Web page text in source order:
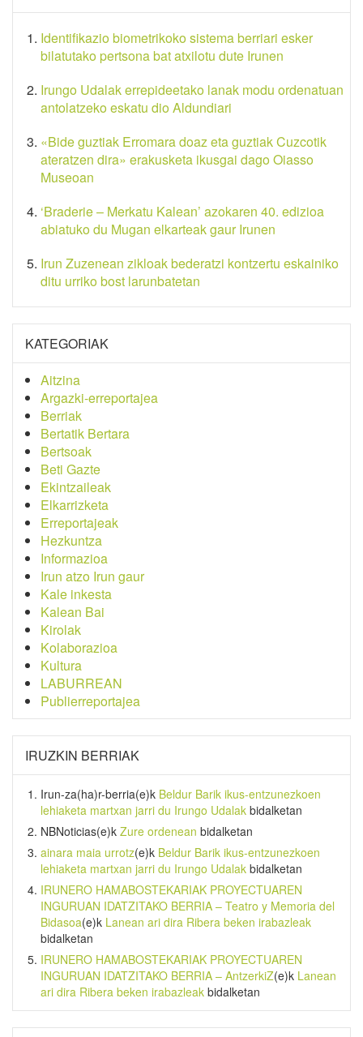
Identifikazio biometrikoko sistema berriari esker
bilatutako pertsona bat atxilotu dute Irunen
Irungo Udalak errepideetako lanak modu ordenatuan
antolatzeko eskatu dio Aldundiari
«Bide guztiak Erromara doaz eta guztiak Cuzcotik
ateratzen dira» erakusketa ikusgai dago Oiasso
Museoan
‘Braderie – Merkatu Kalean’ azokaren 40. edizioa
abiatuko du Mugan elkarteak gaur Irunen
Irun Zuzenean zikloak bederatzi kontzertu eskainiko
ditu urriko bost larunbatetan
KATEGORIAK
Aitzina
Argazki-erreportajea
Berriak
Bertatik Bertara
Bertsoak
Beti Gazte
Ekintzaileak
Elkarrizketa
Erreportajeak
Hezkuntza
Informazioa
Irun atzo Irun gaur
Kale inkesta
Kalean Bai
Kirolak
Kolaborazioa
Kultura
LABURREAN
Publierreportajea
IRUZKIN BERRIAK
Irun-za(ha)r-berria(e)k Beldur Barik ikus-entzunezkoen
lehiaketa martxan jarri du Irungo Udalak bidalketan
NBNoticias(e)k Zure ordenean bidalketan
ainara maia urrotz(e)k Beldur Barik ikus-entzunezkoen
lehiaketa martxan jarri du Irungo Udalak bidalketan
IRUNERO HAMABOSTEKARIAK PROYECTUAREN
INGURUAN IDATZITAKO BERRIA – Teatro y Memoria del
Bidasoa(e)k Lanean ari dira Ribera beken irabazleak
bidalketan
IRUNERO HAMABOSTEKARIAK PROYECTUAREN
INGURUAN IDATZITAKO BERRIA – AntzerkiZ(e)k Lanean
ari dira Ribera beken irabazleak bidalketan